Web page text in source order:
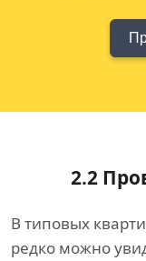
2.2
В типовых
редко можно